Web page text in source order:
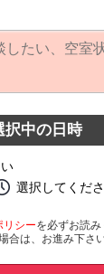
択中の日時
選択してくだ
リシーを必ずお読
合は、お進み下さい